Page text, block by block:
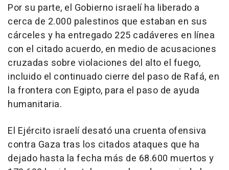
Por su parte, el Gobierno israelí ha liberado a
cerca de 2.000 palestinos que estaban en sus
cárceles y ha entregado 225 cadáveres en línea
con el citado acuerdo, en medio de acusaciones
cruzadas sobre violaciones del alto el fuego,
incluido el continuado cierre del paso de Rafá, en
la frontera con Egipto, para el paso de ayuda
humanitaria.
El Ejército israelí desató una cruenta ofensiva
contra Gaza tras los citados ataques que ha
dejado hasta la fecha más de 68.600 muertos y